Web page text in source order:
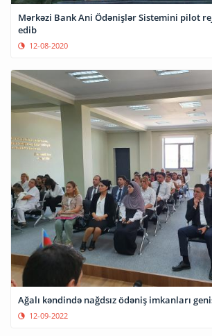
Mərkəzi Bank Ani Ödənişlər Sistemini pilot
edib
12-08-2020
Ağalı kəndində nağdsız ödəniş imkanları
12-09-2022